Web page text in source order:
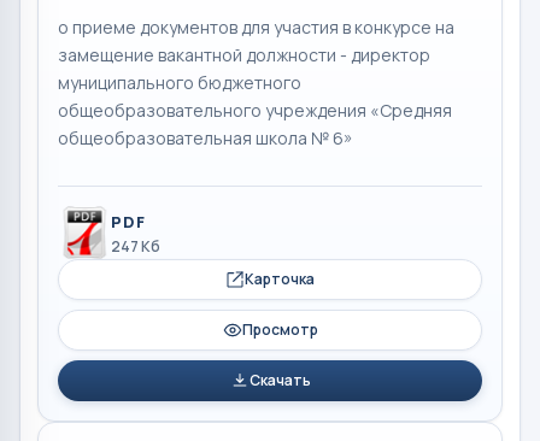
о приеме документов для участия в конкурсе на
замещение вакантной должности - директор
муниципального бюджетного
общеобразовательного учреждения «Средняя
общеобразовательная школа № 6»
PDF
247 Кб
Карточка
Просмотр
Скачать